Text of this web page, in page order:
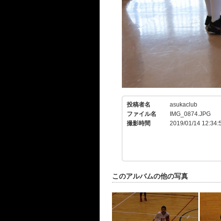
投稿者名
asukaclub
ファイル名
IMG_0874.JPG
撮影時間
2019/01/14
このアルバムの他の写真